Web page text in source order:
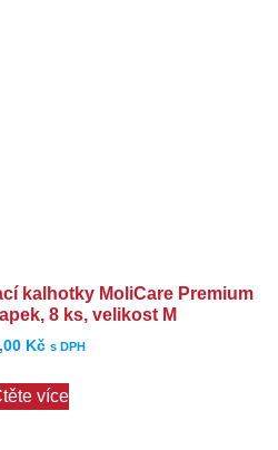
kalhotky MoliCare Premium
8 ks, velikost M
Kč s DPH
více